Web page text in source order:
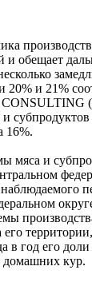
и обещает
20% и 21%
и
16%.
мяса и
в год его
домашних кур.